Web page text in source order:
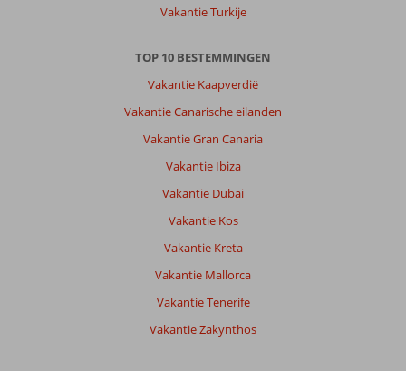
Vakantie Turkije
TOP 10 BESTEMMINGEN
Vakantie Kaapverdië
Vakantie Canarische eilanden
Vakantie Gran Canaria
Vakantie Ibiza
Vakantie Dubai
Vakantie Kos
Vakantie Kreta
Vakantie Mallorca
Vakantie Tenerife
Vakantie Zakynthos